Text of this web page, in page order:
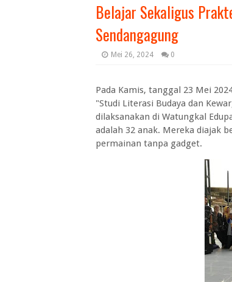
Belajar Sekaligus
Sendangagung
Mei 26, 2024 0
Pada Kamis, tanggal 23 Mei
"Studi Literasi Budaya dan
dilaksanakan di Watungkal
adalah 32 anak. Mereka diajak
permainan tanpa gadget.